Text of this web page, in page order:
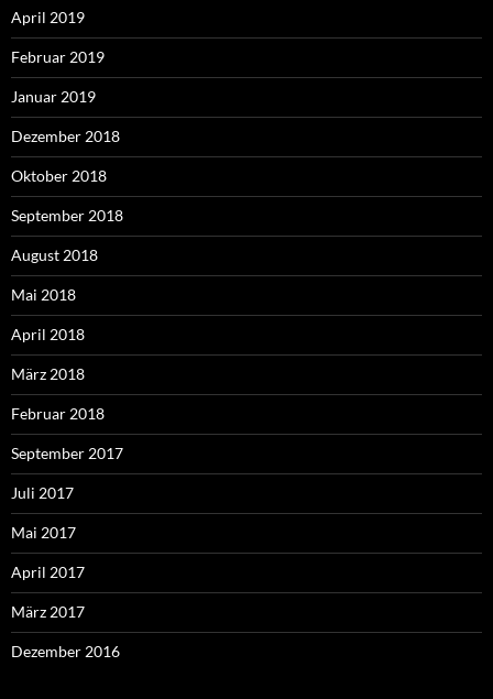
April 2019
Februar 2019
Januar 2019
Dezember 2018
Oktober 2018
September 2018
August 2018
Mai 2018
April 2018
März 2018
Februar 2018
September 2017
Juli 2017
Mai 2017
April 2017
März 2017
Dezember 2016